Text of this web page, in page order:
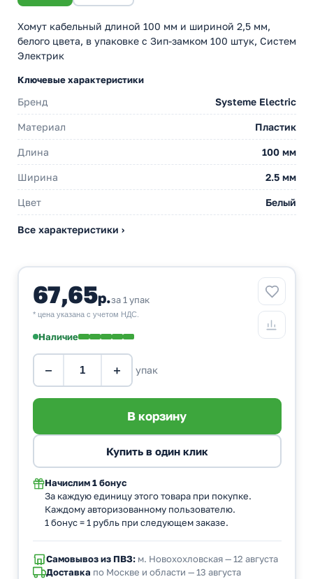
Хомут кабельный длиной 100 мм и шириной 2,5 мм,
белого цвета, в упаковке с Зип-замком 100 штук, Систем
Электрик
Ключевые характеристики
Бренд Systeme Electric
Материал Пластик
Длина 100 мм
Ширина 2.5 мм
Цвет Белый
Все характеристики ›
67,65р.за 1 упак
* цена указана с учетом НДС.
Наличие
− + упак
Начислим 1 бонус
За каждую единицу этого товара при покупке.
Каждому авторизованному пользователю.
1 бонус = 1 рубль при следующем заказе.
Самовывоз из ПВЗ:м. Новохохловская — 12 августа
Доставка по Москве и области — 13 августа